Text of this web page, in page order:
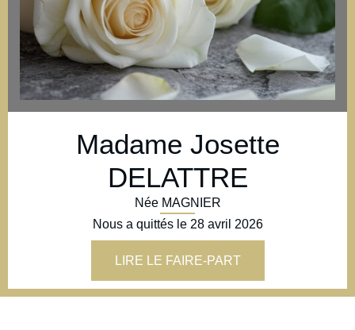
Madame Josette
DELATTRE
Née MAGNIER
Nous a quittés le 28 avril 2026
LIRE LE FAIRE-PART